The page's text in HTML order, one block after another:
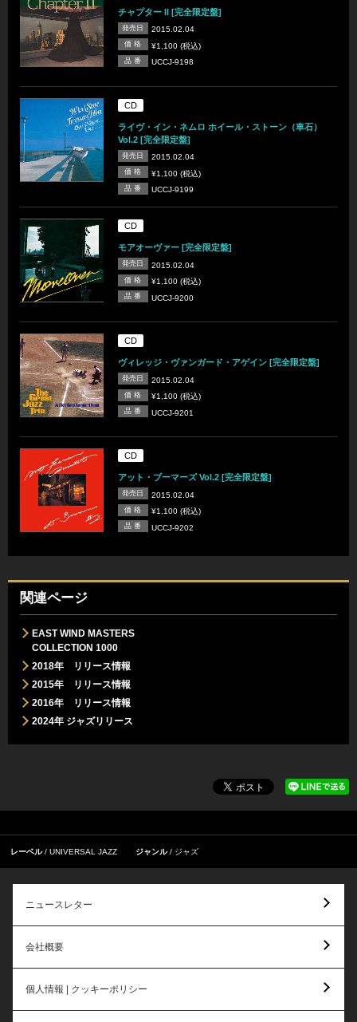
チャプター II [完全限定盤]
発売日 2015.02.04
価 格 ¥1,100 (税込)
品 番 UCCJ-9198
CD
ライヴ・イン・ネムロ ホイール・ストーン（車石）
Vol.2 [完全限定盤]
発売日 2015.02.04
価 格 ¥1,100 (税込)
品 番 UCCJ-9199
CD
モアオーヴァー [完全限定盤]
発売日 2015.02.04
価 格 ¥1,100 (税込)
品 番 UCCJ-9200
CD
ヴィレッジ・ヴァンガード・アゲイン [完全限定盤]
発売日 2015.02.04
価 格 ¥1,100 (税込)
品 番 UCCJ-9201
CD
アット・ブーマーズ Vol.2 [完全限定盤]
発売日 2015.02.04
価 格 ¥1,100 (税込)
品 番 UCCJ-9202
関連ページ
EAST WIND MASTERS
COLLECTION 1000
2018年 リリース情報
2015年 リリース情報
2016年 リリース情報
2024年 ジャズリリース
レーベル UNIVERSAL JAZZ ジャンル ジャズ
ニュースレター
会社概要
個人情報 | クッキーポリシー